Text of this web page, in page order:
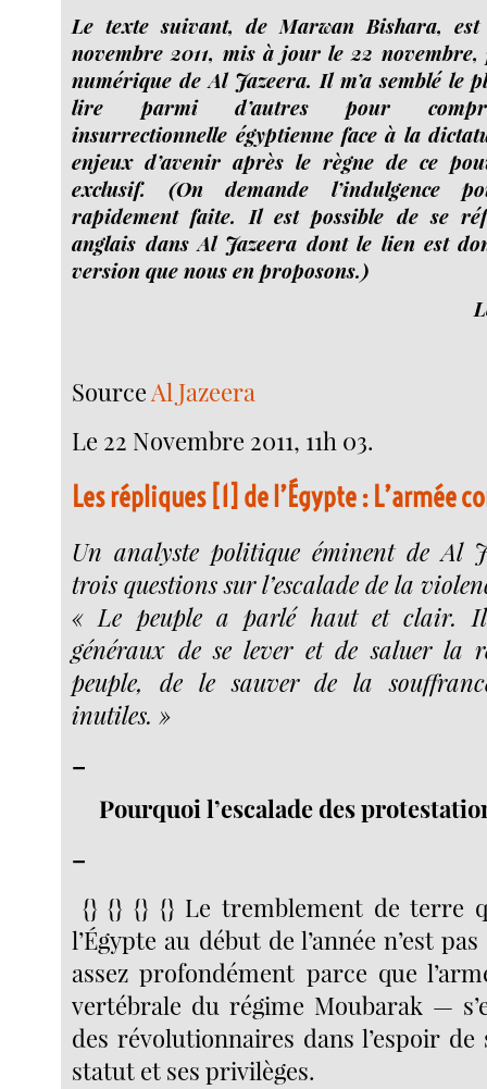
Le texte suivant, de Marwan Bishara,
novembre 2011, mis à jour le 22
numérique de Al Jazeera. Il m’a semblé le
lire parmi d’autres pour
insurrectionnelle égyptienne face à la
enjeux d’avenir après le règne de ce
exclusif. (On demande l’indulgence
rapidement faite. Il est possible de se
anglais dans Al Jazeera dont le lien est
version que nous en proposons.)
Source Al Jazeera
Le 22 Novembre 2011, 11h 03.
Les répliques [1] de l’Égypte : L’armée
Un analyste politique éminent de Al
trois questions sur l’escalade de la
« Le peuple a parlé haut et clair.
généraux de se lever et de saluer la
peuple, de le sauver de la
inutiles. »
–
Pourquoi l’escalade des
–
{} {} {} {} Le tremblement de terre
l’Égypte au début de l’année n’est
assez profondément parce que
vertébrale du régime Moubarak —
des révolutionnaires dans l’espoir de
statut et ses privilèges.